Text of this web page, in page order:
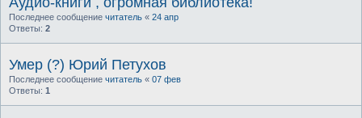
Последнее сообщение читатель « 24 апр
Ответы: 2
Умер (?) Юрий Петухов
Последнее сообщение читатель « 07 фев
Ответы: 1